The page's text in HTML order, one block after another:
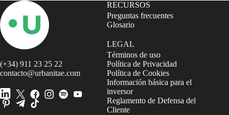
(+34) 911 23 25 22
contacto@urbanitae.com
RECURSOS
Preguntas frecuentes
Glosario
LEGAL
Términos de uso
Política de Privacidad
Política de Cookies
Información básica para el
inversor
Reglamento de Defensa del
Cliente